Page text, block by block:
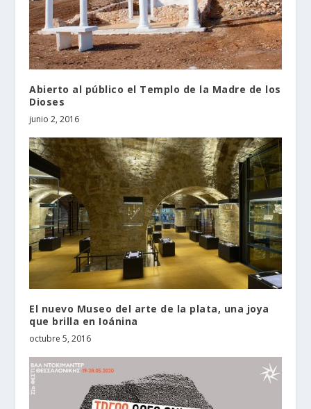
Abierto al público el Templo de la Madre de los
Dioses
junio 2, 2016
El nuevo Museo del arte de la plata, una joya
que brilla en Ioánina
octubre 5, 2016